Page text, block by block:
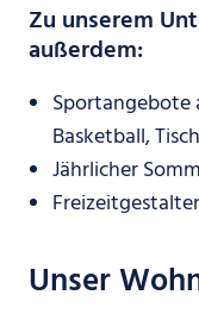
Zu unserem
außerdem:
Sportangebote
Basketball,
Jährlicher
Unser